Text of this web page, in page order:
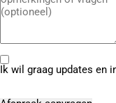
Ik wil graag updates en